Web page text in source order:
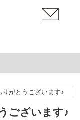
がとうございます♪
ございます♪